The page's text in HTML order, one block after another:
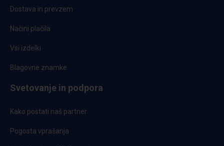
Dostava in prevzem
Načini plačila
Vsi izdelki
Blagovne znamke
Svetovanje in podpora
Kako postati naš partner
Pogosta vprašanja